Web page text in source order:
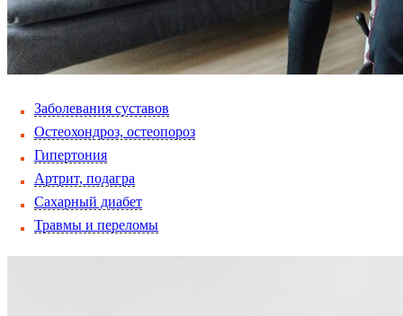
Заболевания суставов
Остеохондроз, остеопороз
Гипертония
Артрит, подагра
Сахарный диабет
Травмы и переломы